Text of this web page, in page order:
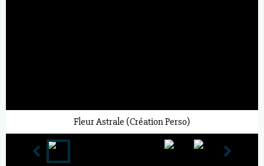
Fleur Astrale (Création Perso)